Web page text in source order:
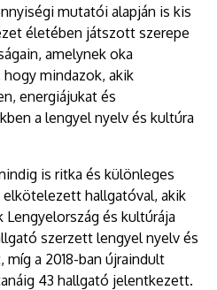
mutatói alapján is kis
életében játszott szerepe
amelynek oka
mindazok, akik
energiájukat és
a lengyel nyelv és kultúra
is ritka és különleges
hallgatóval, akik
és kultúrája
szerzett lengyel nyelv és
a 2018-ban újraindult
43 hallgató jelentkezett.